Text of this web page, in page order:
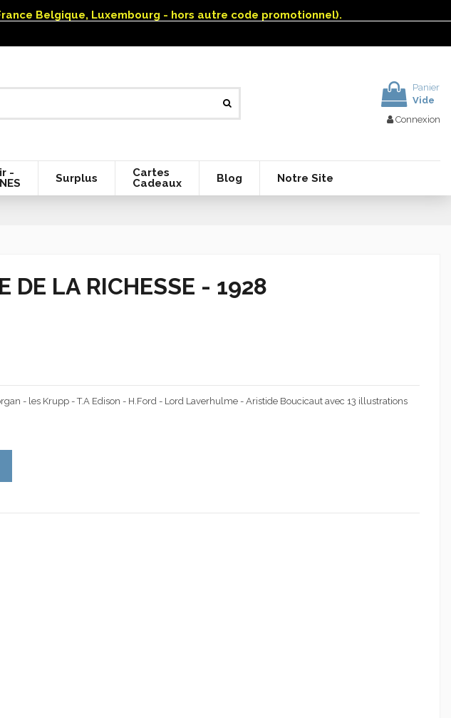
Belgique, Luxembourg - hors autre code promotionnel).
Panier
Vide
Connexion
-
Surplus
Cartes
Cadeaux
Blog Notre Site
DE LA RICHESSE - 1928
- les Krupp - T.A Edison - H.Ford - Lord Laverhulme - Aristide Boucicaut avec 13 illustrations